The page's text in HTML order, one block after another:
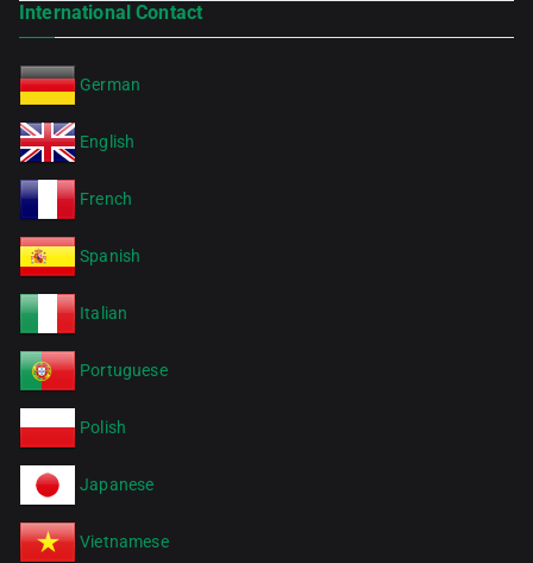
International Contact
German
English
French
Spanish
Italian
Portuguese
Polish
Japanese
Vietnamese